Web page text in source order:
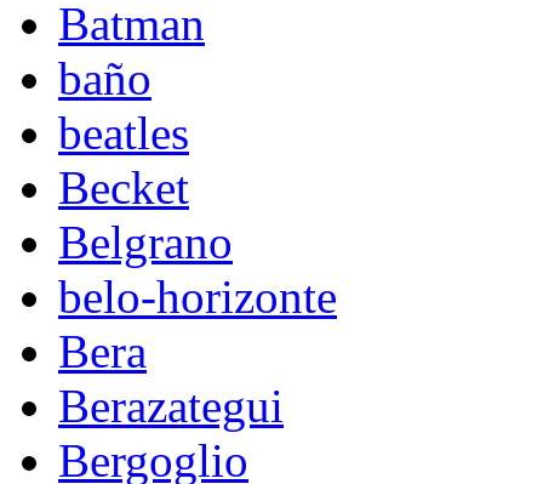
Batman
baño
beatles
Becket
Belgrano
belo-horizonte
Bera
Berazategui
Bergoglio